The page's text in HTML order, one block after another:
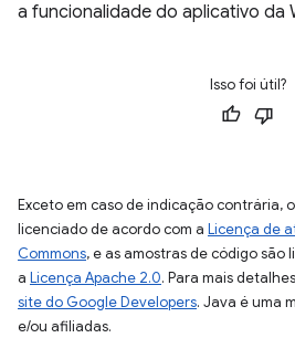
a funcionalidade do aplicativo da
Isso foi útil?
Exceto em caso de indicação contrária,
licenciado de acordo com a Licença de
Commons, e as amostras de código são
a Licença Apache 2.0. Para mais
site do Google Developers. Java é uma
e/ou afiliadas.